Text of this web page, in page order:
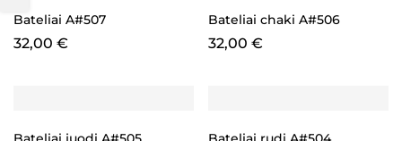
Bateliai A#507
32,00 €
Bateliai chaki A#506
32,00 €